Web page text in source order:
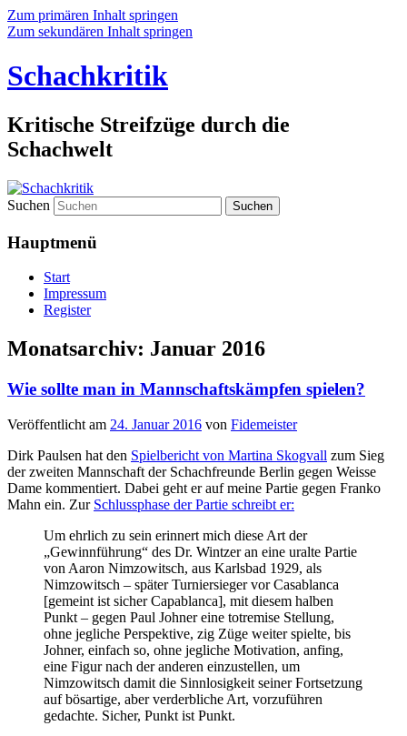
Zum primären Inhalt springen
Zum sekundären Inhalt springen
Schachkritik
Kritische Streifzüge durch die
Schachwelt
Suchen
Hauptmenü
Start
Impressum
Register
Monatsarchiv: Januar 2016
Wie sollte man in Mannschaftskämpfen spielen?
Veröffentlicht am 24. Januar 2016 von Fidemeister
Dirk Paulsen hat den Spielbericht von Martina Skogvall zum Sieg
der zweiten Mannschaft der Schachfreunde Berlin gegen Weisse
Dame kommentiert. Dabei geht er auf meine Partie gegen Franko
Mahn ein. Zur Schlussphase der Partie schreibt er:
Um ehrlich zu sein erinnert mich diese Art der
„Gewinnführung“ des Dr. Wintzer an eine uralte Partie
von Aaron Nimzowitsch, aus Karlsbad 1929, als
Nimzowitsch – später Turniersieger vor Casablanca
[gemeint ist sicher Capablanca], mit diesem halben
Punkt – gegen Paul Johner eine totremise Stellung,
ohne jegliche Perspektive, zig Züge weiter spielte, bis
Johner, einfach so, ohne jegliche Motivation, anfing,
eine Figur nach der anderen einzustellen, um
Nimzowitsch damit die Sinnlosigkeit seiner Fortsetzung
auf bösartige, aber verderbliche Art, vorzuführen
gedachte. Sicher, Punkt ist Punkt.